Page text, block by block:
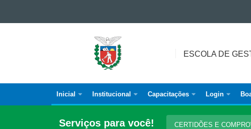
ESCOLA
GESTÃO
PARANÁ
ESCOLA DE
Navegação
Principal
Inicial Institucional Capacitações Login
Serviços para você! CERTIDÕES E